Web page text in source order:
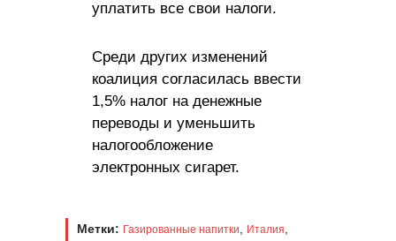
уплатить все свои налоги.
Среди других изменений
коалиция согласилась ввести
1,5% налог на денежные
переводы и уменьшить
налогообложение
электронных сигарет.
Метки: Газированные напитки Италия